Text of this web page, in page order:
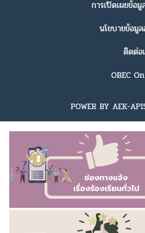
การเปิดเผยข้อมู
นโยบายข้อมู
ติดต่อ
OBEC
POWER BY AEK-